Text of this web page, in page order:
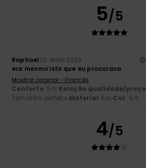
5/5
Raphael23. Maio 2026
era mesmo isto que eu procurava
Mostrar original - Francês
Conforto: 5 /5 Relação qualidade/preço
Tamanho perfeito Material: 5 /5 Cor: 5/5
4/5